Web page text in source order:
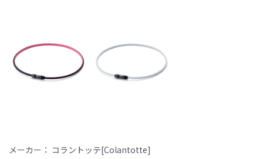
メーカー： コラントッテ[Colantotte]